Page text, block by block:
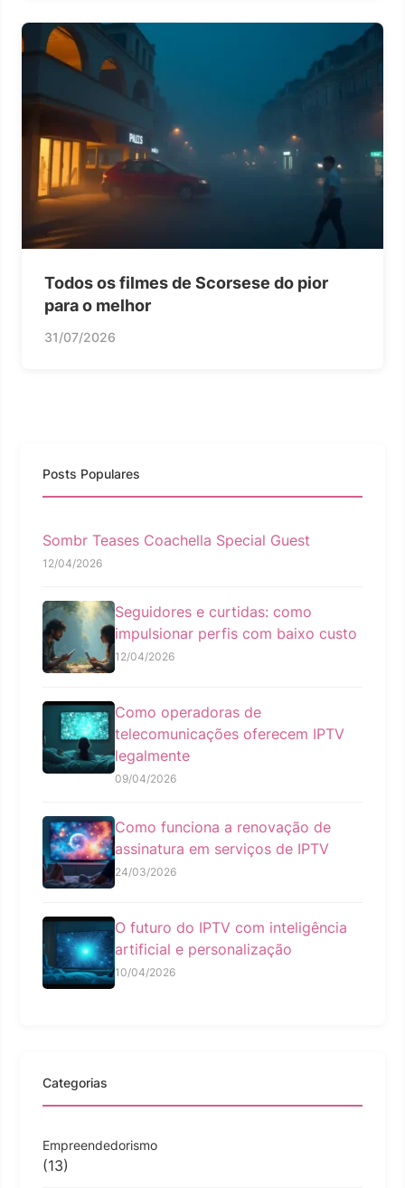
Todos os filmes de Scorsese do pior
para o melhor
31/07/2026
Posts Populares
Sombr Teases Coachella Special Guest
12/04/2026
Seguidores e curtidas: como
impulsionar perfis com baixo custo
12/04/2026
Como operadoras de
telecomunicações oferecem IPTV
legalmente
09/04/2026
Como funciona a renovação de
assinatura em serviços de IPTV
24/03/2026
O futuro do IPTV com inteligência
artificial e personalização
10/04/2026
Categorias
Empreendedorismo
(13)